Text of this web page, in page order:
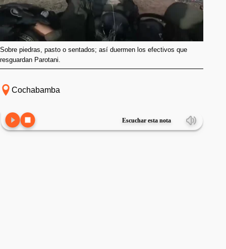
Sobre piedras, pasto o sentados; así duermen los efectivos que
resguardan Parotani.
Cochabamba
Escuchar esta nota